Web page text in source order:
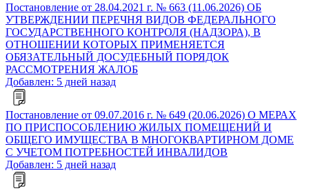
Постановление от 28.04.2021 г. № 663 (11.06.2026) ОБ
УТВЕРЖДЕНИИ ПЕРЕЧНЯ ВИДОВ ФЕДЕРАЛЬНОГО
ГОСУДАРСТВЕННОГО КОНТРОЛЯ (НАДЗОРА), В
ОТНОШЕНИИ КОТОРЫХ ПРИМЕНЯЕТСЯ
ОБЯЗАТЕЛЬНЫЙ ДОСУДЕБНЫЙ ПОРЯДОК
РАССМОТРЕНИЯ ЖАЛОБ
Добавлен: 5 дней назад
Постановление от 09.07.2016 г. № 649 (20.06.2026) О МЕРАХ
ПО ПРИСПОСОБЛЕНИЮ ЖИЛЫХ ПОМЕЩЕНИЙ И
ОБЩЕГО ИМУЩЕСТВА В МНОГОКВАРТИРНОМ ДОМЕ
С УЧЕТОМ ПОТРЕБНОСТЕЙ ИНВАЛИДОВ
Добавлен: 5 дней назад